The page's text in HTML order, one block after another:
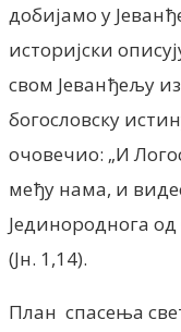
добијамо у
историјски
свом Јеванђељу
богословску
очовечио: „И
међу нама, и
Јединороднога
(Јн. 1,14).
План спасења